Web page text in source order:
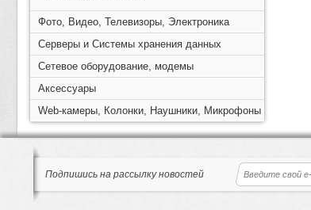
Фото, Видео, Телевизоры, Электроника
Серверы и Системы хранения данных
Сетевое оборудование, модемы
Аксессуары
Web-камеры, Колонки, Наушники, Микрофоны
Подпишись на рассылку новостей